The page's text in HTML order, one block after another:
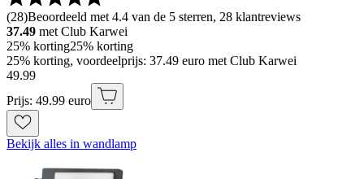
(28)Beoordeeld met 4.4 van de 5 sterren, 28 klantreviews
37.49 met Club Karwei
25% korting25% korting
25% korting, voordeelprijs: 37.49 euro met Club Karwei
49.99
Prijs: 49.99 euro
Bekijk alles in wandlamp